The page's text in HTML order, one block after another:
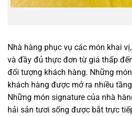
Nhà hàng phục vụ các món khai
và đầy đủ thực đơn từ giá thấp
đối tượng khách hàng. Những
khách hàng được mở ra nhiều
Những món signature của nhà
hải sản tươi sống được bắt trực